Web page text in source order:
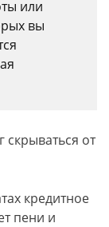
или
вы
скрываться от
кредитное
пени и